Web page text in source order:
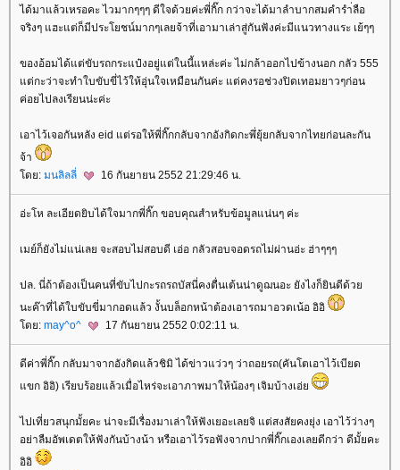
ได้มาแล้วเหรอคะ ไวมากๆๆๆ ดีใจด้วยค่ะพี่กิ๊ก กว่าจะได้มาลำบากสมคำรำ่ลือ
จริงๆ แฮะแต่ก็มีประโยชน์มากๆเลยจ้าที่เอามาเล่าสู่กันฟังค่ะมีแนวทางแระ เย้ๆๆ
ของอ้อมได้แต่ขับรถกระแป๋งอยู่แต่ในนี้แหล่ะค่ะ ไม่กล้าออกไปข้างนอก กลัว 555
ต่กะว่าจะทำใบขับขี่ไว้ให้อุ่นใจเหมือนกันค่ะ แต่คงรอช่วงปิดเทอมยาวๆก่อน
ค่อยไปลงเรียนน่ะค่ะ
เอาไว้เจอกันหลัง eid แต่รอให้พี่กิ๊กกลับจากอังกิดกะพึ่ยุ้ยกลับจากไทยก่อนละกัน
จ้า
ดย: มนลิลลี่ 16 กันยายน 2552 21:29:46 น.
อ่ะโห ละเอียดยิบได้ใจมากพี่กิ๊ก ขอบคุณสำหรับข้อมูลแน่นๆ ค่ะ
เมย์ก็ยังไม่แน่เลย จะสอบไม่สอบดี เอ่อ กลัวสอบจอดรถไม่ผ่านอ่ะ ฮ่าๆๆๆ
ปล. นี่ถ้าต้องเป็นคนที่ขับไปกะรถรถบัสนี่คงตื่นเต้นน่าดูฌนอะ ยังไงก็ยินดีด้ว
นะค๊าที่ได้ใบขับขี่มากอดแล้ว งั้นบล็อกหน้าต้องเอารถมาอวดเน้อ อิอิ
ดย: may^o^ 17 กันยายน 2552 0:02:11 น.
ดีค่าพี่กิ๊ก กลับมาจากอังกิดแล้วชิมิ ได้ข่าวแว่วๆ ว่าถอยรถ(คันโตเอาไว้เบียด
ขก อิอิ) เรียบร้อยแล้วเมื่อไหร่จะเอาภาพมาให้น้องๆ เจิมบ้างเอ่
ไปเที่ยวสนุกมั้ยคะ น่าจะมีเรื่องมาเล่าให้ฟังเยอะเลยจิ แต่สงสัยคงยุ่ง เอาไว้ว่างๆ
อย่าลืมอัพเดตให้ฟังกันบ้างน้า หรือเอาไว้รอฟังจากปากพี่กิ๊กเองเลยดีกว่า ดีมั้ยคะ
อิอิ